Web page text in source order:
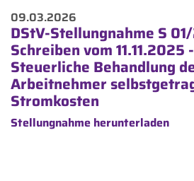
09.03.2026
DStV-Stellungnahme S
Schreiben vom 11.11.2025
Steuerliche Behandlung
Arbeitnehmer
Stromkosten
Stellungnahme herunterladen